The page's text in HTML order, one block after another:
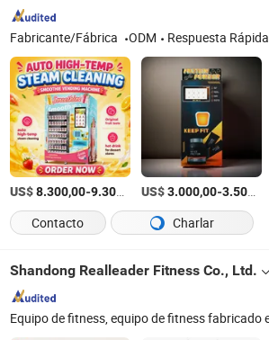
Fabricante/Fábrica ODM Respuesta Rápida
US$8.300,00-9.300,00 /Set
US$3.000,00-3.500,00
Contacto
Charlar
Shandong Realleader Fitness Co., Ltd.